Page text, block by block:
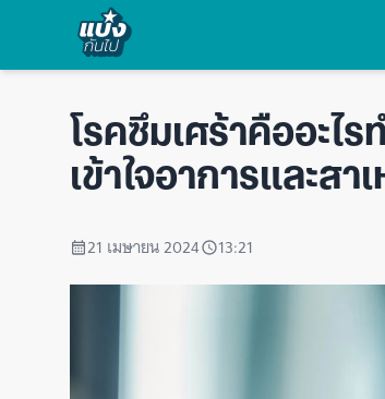
โรคซึมเศร้าคืออะไ
เข้าใจอาการและสา
21 เมษายน 2024 13:21